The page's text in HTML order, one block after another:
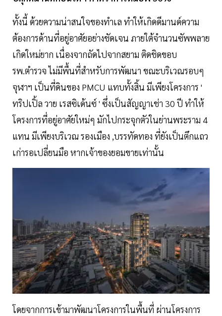
ทั้งนี้ ด้วยความน่าสนใจของทำเล ทำให้เกิดดีมานด์ความ
ต้องการด้านที่อยู่อาศัยอย่างชัดเจน ภายใต้จำนวนซัพพลาย
เกิดใหม่ยาก เนื่องจากถัดไปจากสยาม ติดชิดขอบ
รพ.ตำรวจ ไม่มีพื้นที่สำหรับการพัฒนา ขณะบริเวณรอบๆ
จุฬาฯ เป็นที่ดินของ PMCU แทบทั้งสิ้น มีเพียงโครงการ '
ทริปเปิ้ล วาย เรสซิเด้นซ์ ' ซึ่งเป็นสัญญาเช่า 30 ปี ทำให้
โครงการที่อยู่อาศัยใหม่ๆ มักไปกระจุกตัวในย่านพระราม 4
แทน มีเพียงบริเวณ รองเมือง ,บรรทัดทอง ที่ยังเป็นตึกแถว
เก่ารอเปลี่ยนมือ หากเจ้าของยอมขายเท่านั้น
โดยจากการเข้ามาพัฒนาโครงการในพื้นที่ ผ่านโครงการ